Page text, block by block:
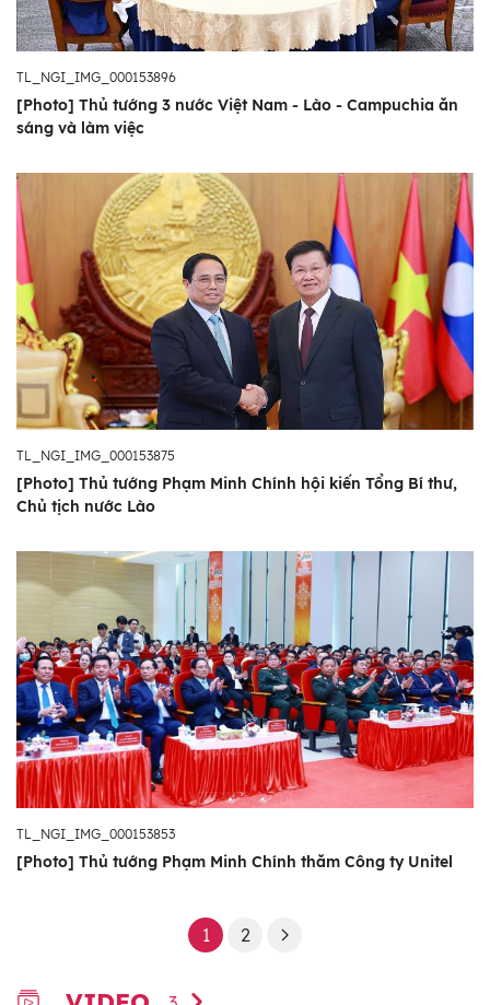
TL_NGI_IMG_000153896
[Photo] Thủ tướng 3 nước Việt Nam - Lào - Campuchia ăn
sáng và làm việc
TL_NGI_IMG_000153875
[Photo] Thủ tướng Phạm Minh Chính hội kiến Tổng Bí thư,
Chủ tịch nước Lào
TL_NGI_IMG_000153853
[Photo] Thủ tướng Phạm Minh Chính thăm Công ty Unitel
1 2